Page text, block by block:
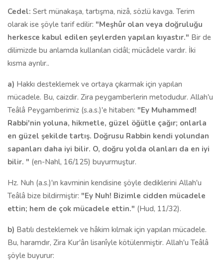
Cedel: Sert münakaşa, tartışma, nizâ, sözlü kavga. Terim
olarak ise şöyle tarif edilir: "Meşhûr olan veya doğruluğu
herkesce kabul edilen şeylerden yapılan kıyastır." Bir de
dilimizde bu anlamda kullanılan cidâl; mücâdele vardır. İki
kısma ayrılır..
a) Hakkı desteklemek ve ortaya çıkarmak için yapılan
mücadele. Bu, caizdir. Zira peygamberlerin metodudur. Allah'u
Teâlâ Peygamberimiz (s.a.s.)'e hitaben: "Ey Muhammed!
Rabbi'nin yoluna, hikmetle, güzel öğütle çağır; onlarla
en güzel şekilde tartış. Doğrusu Rabbin kendi yolundan
sapanları daha iyi bilir. O, doğru yolda olanları da en iyi
bilir. " (en-Nahl, 16/125) buyurmuştur.
Hz. Nuh (a.s.)'ın kavminin kendisine şöyle dediklerini Allah'u
Teâlâ bize bildirmiştir: "Ey Nuh! Bizimle cidden mücadele
ettin; hem de çok mücadele ettin." (Hud, 11/32).
b) Batılı desteklemek ve hâkim kılmak için yapılan mücadele.
Bu, haramdır, Zira Kur'ân lisanîyle kötülenmiştir. Allah'u Teâlâ
şöyle buyurur: